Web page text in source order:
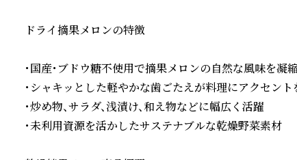
ドライ摘果メロンの特徴
・国産・ブドウ糖不使用で摘果メロンの自然な風味を凝
・シャキッとした軽やかな歯ごたえが料理にアクセン
・炒め物、サラダ、浅漬け、和え物などに幅広く活躍
・未利用資源を活かしたサステナブルな乾燥野菜素材